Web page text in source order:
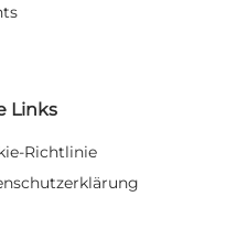
Links
Richtlinie